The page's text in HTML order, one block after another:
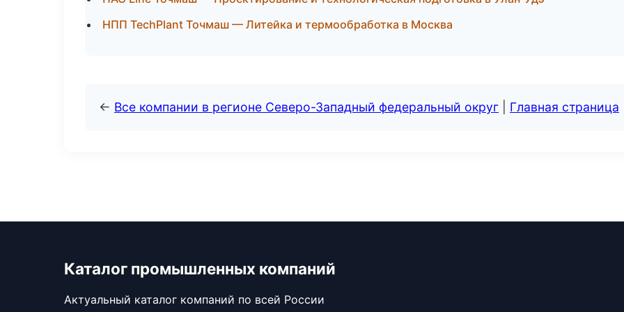
НПП TechPlant Точмаш — Литейка и термообработка в Москва
← Все компании в регионе Северо-Западный федеральный округ Главная страница
Каталог промышленных компаний
Актуальный каталог компаний по всей России